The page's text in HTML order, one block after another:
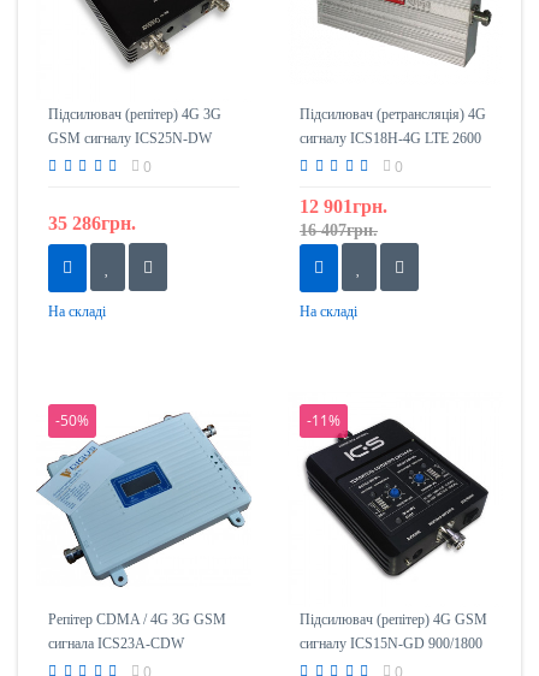
Підсилювач (репітер) 4G 3G
GSM сигналу ICS25N-DW
1800/2100 (Sensor)
0
35 286грн.
На складі
Підсилювач (ретрансляція) 4G
сигналу ICS18H-4G LTE 2600
mHz
0
12 901грн.
16 407грн.
На складі
-50%
Репітер CDMA / 4G 3G GSM
сигнала ICS23A-CDW
800/1800/2100
-11%
Підсилювач (репітер) 4G GSM
сигналу ICS15N-GD 900/1800